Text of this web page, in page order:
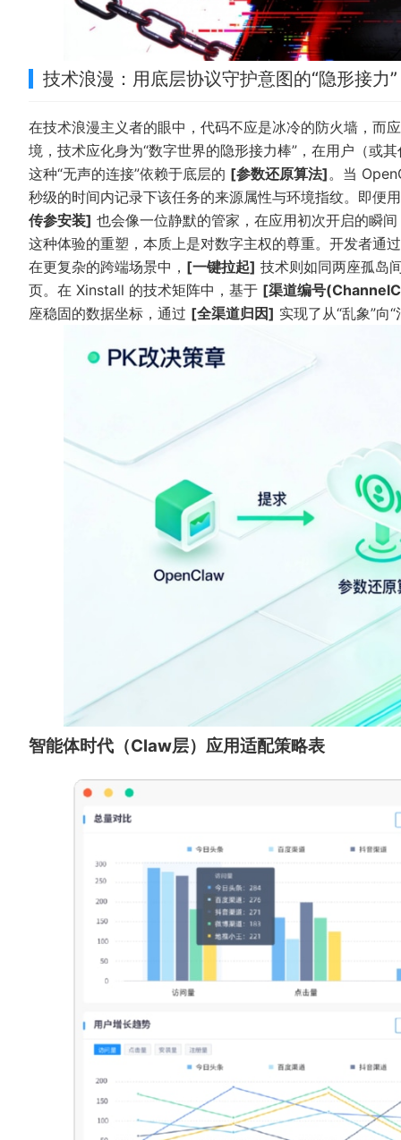
技术浪漫：用底层协议守护意图的“隐形接力”
在技术浪漫主义者的眼中，代码不应是冰冷的防火墙，而
境，技术应化身为“数字世界的隐形接力棒”，在用户（或
这种“无声的连接”依赖于底层的 [参数还原算法]。当
秒级的时间内记录下该任务的来源属性与环境指纹。即
传参安装] 也会像一位静默的管家，在应用初次开启的瞬
这种体验的重塑，本质上是对数字主权的尊重。开发者通
在更复杂的跨端场景中， [一键拉起] 技术则如同两座孤岛
页。在 Xinstall 的技术矩阵中，基于 [渠道编号
座稳固的数据坐标，通过 [全渠道归因] 实现了从“乱象”向
智能体时代（Claw层）应用适配策略表